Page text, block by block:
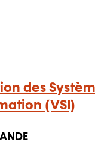
des
(VSI)